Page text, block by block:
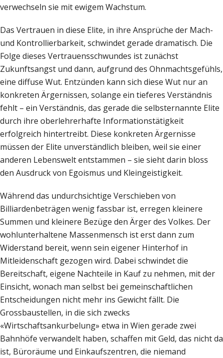
verwechseln sie mit ewigem Wachstum.
Das Vertrauen in diese Elite, in ihre Ansprüche der Mach-
und Kontrollierbarkeit, schwindet gerade dramatisch. Die
Folge dieses Vertrauensschwundes ist zunächst
Zukunftsangst und dann, aufgrund des Ohnmachtsgefühls,
eine diffuse Wut. Entzünden kann sich diese Wut nur an
konkreten Ärgernissen, solange ein tieferes Verständnis
fehlt – ein Verständnis, das gerade die selbsternannte Elite
durch ihre oberlehrerhafte Informationstätigkeit
erfolgreich hintertreibt. Diese konkreten Ärgernisse
müssen der Elite unverständlich bleiben, weil sie einer
anderen Lebenswelt entstammen – sie sieht darin bloss
den Ausdruck von Egoismus und Kleingeistigkeit.
Während das undurchsichtige Verschieben von
Billiardenbeträgen wenig fassbar ist, erregen kleinere
Summen und kleinere Bezüge den Ärger des Volkes. Der
wohlunterhaltene Massenmensch ist erst dann zum
Widerstand bereit, wenn sein eigener Hinterhof in
Mitleidenschaft gezogen wird. Dabei schwindet die
Bereitschaft, eigene Nachteile in Kauf zu nehmen, mit der
Einsicht, wonach man selbst bei gemeinschaftlichen
Entscheidungen nicht mehr ins Gewicht fällt. Die
Grossbaustellen, in die sich zwecks
«Wirtschaftsankurbelung» etwa in Wien gerade zwei
Bahnhöfe verwandelt haben, schaffen mit Geld, das nicht da
ist, Büroräume und Einkaufszentren, die niemand